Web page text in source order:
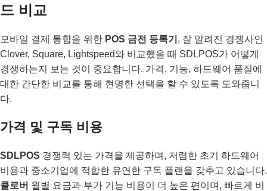
드 비교
모바일 결제 통합을 위한 POS 금전 등록기 , 잘 알려진 경쟁사인
Clover, Square, Lightspeed와 비교했을 때 SDLPOS가 어떻게
경쟁하는지 보는 것이 중요합니다. 가격, 기능, 하드웨어 품질에
대한 간단한 비교를 통해 현명한 선택을 할 수 있도록 도와줍니
다.
가격 및 구독 비용
SDLPOS 경쟁력 있는 가격을 제공하며, 저렴한 초기 하드웨어
비용과 중소기업에 적합한 유연한 구독 플랜을 갖추고 있습니다.
클로버 월별 요금과 부가 기능 비용이 더 높은 편이며, 빠르게 비